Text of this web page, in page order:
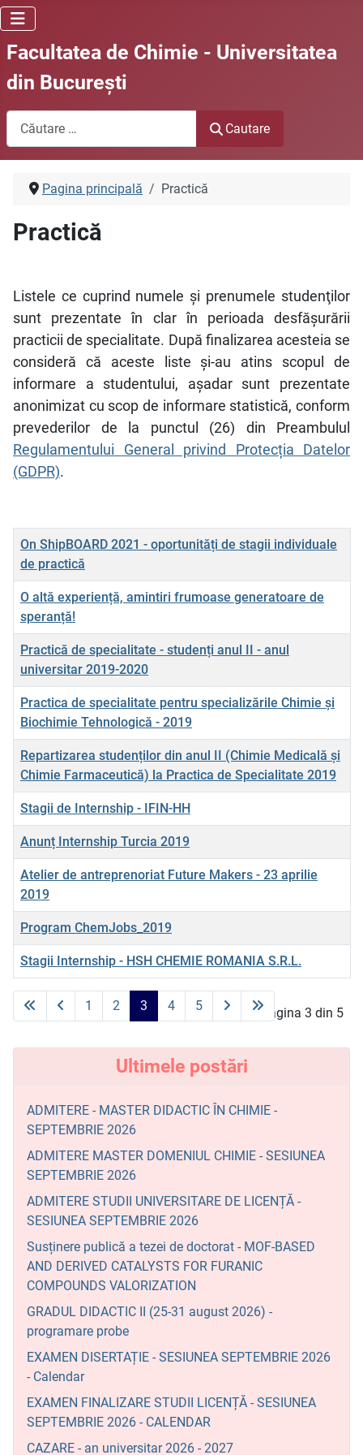
Facultatea de Chimie - Universitatea
din Bucureşti
Cautare
Cautare
Pagina principală Practică
Practică
Listele ce cuprind numele şi prenumele studenţilor
sunt prezentate în clar în perioada desfăşurării
practicii de specialitate. După finalizarea acesteia se
consideră că aceste liste şi-au atins scopul de
informare a studentului, aşadar sunt prezentate
anonimizat cu scop de informare statistică, conform
prevederilor de la punctul (26) din Preambulul
Regulamentului General privind Protecția Datelor
(GDPR).
Articole
Titlu
On ShipBOARD 2021 - oportunități de stagii individuale
de practică
O altă experiență, amintiri frumoase generatoare de
speranță!
Practică de specialitate - studenți anul II - anul
universitar 2019-2020
Practica de specialitate pentru specializările Chimie și
Biochimie Tehnologică - 2019
Repartizarea studenților din anul II (Chimie Medicală și
Chimie Farmaceutică) la Practica de Specialitate 2019
Stagii de Internship - IFIN-HH
Anunț Internship Turcia 2019
Atelier de antreprenoriat Future Makers - 23 aprilie
2019
Program ChemJobs_2019
Stagii Internship - HSH CHEMIE ROMANIA S.R.L.
Pagina 3 din 5
1 2 3 4 5
Ultimele postări
ADMITERE - MASTER DIDACTIC ÎN CHIMIE -
SEPTEMBRIE 2026
ADMITERE MASTER DOMENIUL CHIMIE - SESIUNEA
SEPTEMBRIE 2026
ADMITERE STUDII UNIVERSITARE DE LICENȚĂ -
SESIUNEA SEPTEMBRIE 2026
Susținere publică a tezei de doctorat - MOF-BASED
AND DERIVED CATALYSTS FOR FURANIC
COMPOUNDS VALORIZATION
GRADUL DIDACTIC II (25-31 august 2026) -
programare probe
EXAMEN DISERTAȚIE - SESIUNEA SEPTEMBRIE 2026
- Calendar
EXAMEN FINALIZARE STUDII LICENȚĂ - SESIUNEA
SEPTEMBRIE 2026 - CALENDAR
CAZARE - an universitar 2026 - 2027